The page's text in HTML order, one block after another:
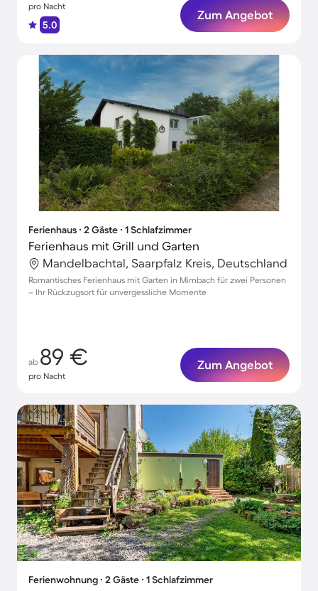
pro Nacht
5.0
Zum Angebot
Ferienhaus ∙ 2 Gäste ∙ 1 Schlafzimmer
Ferienhaus mit Grill und Garten
Mandelbachtal, Saarpfalz Kreis, Deutschland
Romantisches Ferienhaus mit Garten in Mimbach für zwei Personen
– Ihr Rückzugsort für unvergessliche Momente
ab 89 €
pro Nacht
Zum Angebot
Ferienwohnung ∙ 2 Gäste ∙ 1 Schlafzimmer